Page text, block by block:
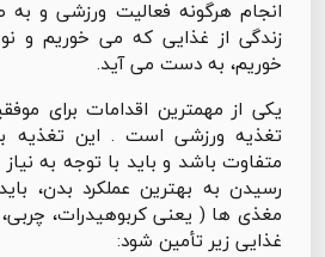
انجام هرگونه فعالیت ورزشی و به
زندگی از غذایی که می خوریم و
خوریم، به دست می آید.
یکی از مهمترین اقدامات برای
تغذیه ورزشی است . این تغذیه
متفاوت باشد و باید با توجه به
رسیدن به بهترین عملکرد بدن،
مغذی ها ( یعنی کربوهیدرات،
غذایی زیر تأمین شود: